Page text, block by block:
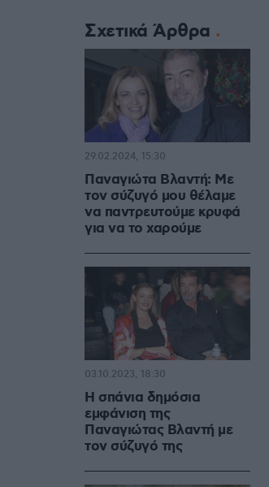
Σχετικά Άρθρα
Παναγιώτα Βλαντή: Με
τον σύζυγό μου θέλαμε
να παντρευτούμε κρυφά
για να το χαρούμε
29.02.2024, 15:30
Η σπάνια δημόσια
εμφάνιση της
Παναγιώτας Βλαντή με
τον σύζυγό της
03.10.2023, 18:30